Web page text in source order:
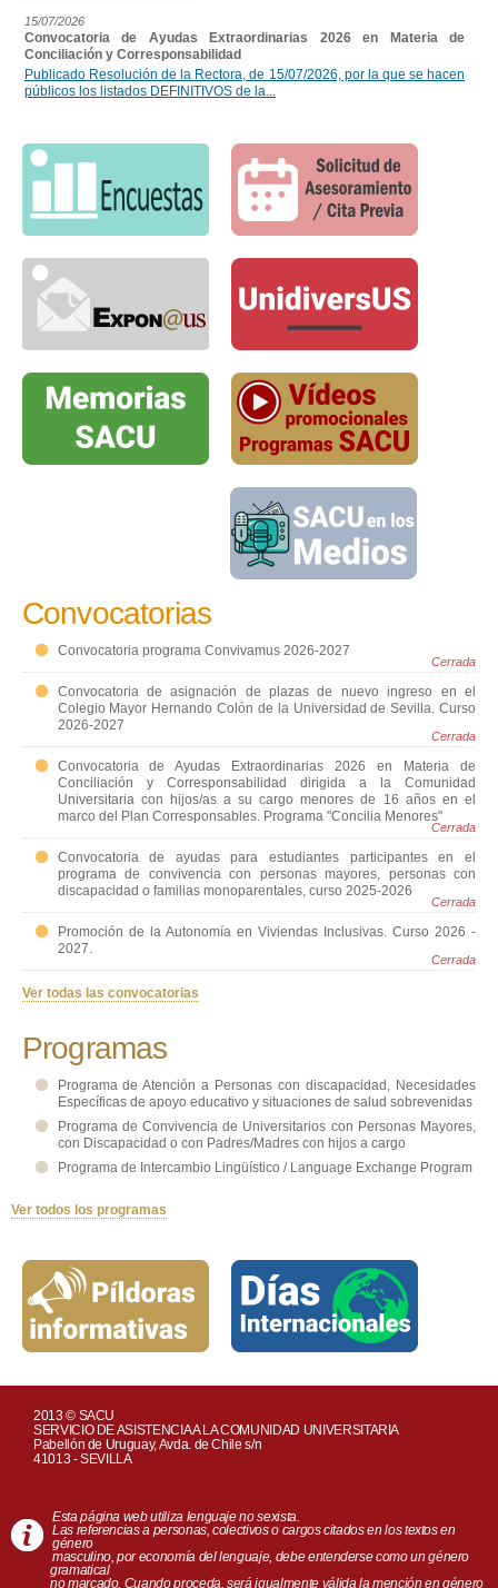
15/07/2026
Convocatoria de Ayudas Extraordinarias 2026 en Materia de
Conciliación y Corresponsabilidad
Publicado Resolución de la Rectora, de 15/07/2026, por la que se hacen
públicos los listados DEFINITIVOS de la...
Convocatorias
Convocatoria programa Convivamus 2026-2027
Cerrada
Convocatoria de asignación de plazas de nuevo ingreso en el
Colegio Mayor Hernando Colón de la Universidad de Sevilla. Curso
2026-2027
Cerrada
Convocatoria de Ayudas Extraordinarias 2026 en Materia de
Conciliación y Corresponsabilidad dirigida a la Comunidad
Universitaria con hijos/as a su cargo menores de 16 años en el
marco del Plan Corresponsables. Programa "Concilia Menores"
Cerrada
Convocatoria de ayudas para estudiantes participantes en el
programa de convivencia con personas mayores, personas con
discapacidad o familias monoparentales, curso 2025-2026
Cerrada
Promoción de la Autonomía en Viviendas Inclusivas. Curso 2026 -
2027.
Cerrada
Ver todas las convocatorias
Programas
Programa de Atención a Personas con discapacidad, Necesidades
Específicas de apoyo educativo y situaciones de salud sobrevenidas
Programa de Convivencia de Universitarios con Personas Mayores,
con Discapacidad o con Padres/Madres con hijos a cargo
Programa de Intercambio Lingüístico / Language Exchange Program
Ver todos los programas
2013 © SACU
SERVICIO DE ASISTENCIA A LA COMUNIDAD UNIVERSITARIA
Pabellón de Uruguay, Avda. de Chile s/n
41013 - SEVILLA
Esta página web utiliza lenguaje no sexista.
Las referencias a personas, colectivos o cargos citados en los textos en
género
masculino, por economía del lenguaje, debe entenderse como un género
gramatical
no marcado. Cuando proceda, será igualmente válida la mención en género